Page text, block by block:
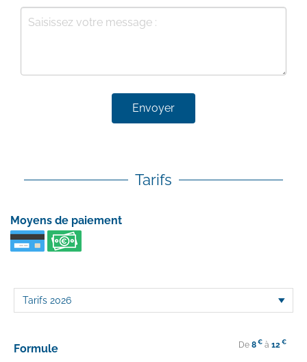
Envoyer
Tarifs
Moyens de paiement
Formule De 8 € à 12 €